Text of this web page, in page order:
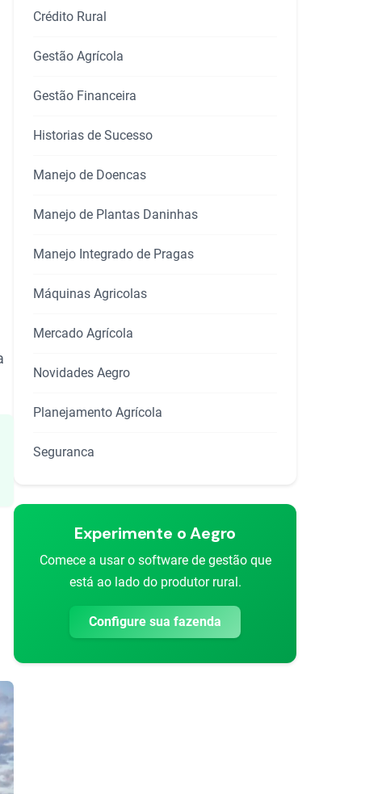
Crédito Rural
Gestão Agrícola
Gestão Financeira
Historias de Sucesso
Manejo de Doencas
Manejo de Plantas Daninhas
Manejo Integrado de Pragas
Máquinas Agricolas
Mercado Agrícola
Novidades Aegro
Planejamento Agrícola
Seguranca
Experimente o Aegro
Comece a usar o software de gestão que
está ao lado do produtor rural.
Configure sua fazenda